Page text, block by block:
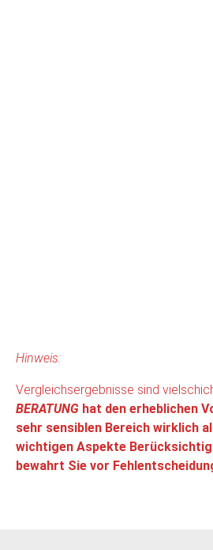
Hinweis:
Vergleichsergebnisse sind
BERATUNG hat den erheblichen
sehr sensiblen Bereich wirklich
wichtigen Aspekte
bewahrt Sie vor